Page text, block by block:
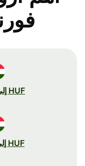
HUF إلى USD
HUF إلى GBP